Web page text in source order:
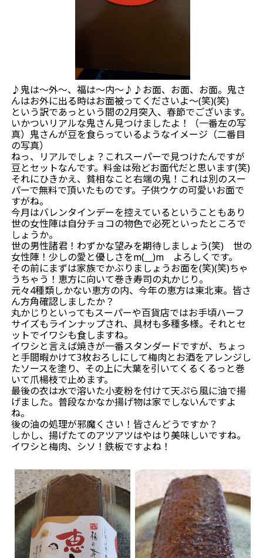
♪鬼は～外～、福は～内～♪♪お面、お面、お面。鬼さ
んはお外に出る時はお面被ってくださいよ～(笑)(笑)
という訳であっという間の2月突入、春節でございます。
いかついリアルな鬼さん見つけましたよ！（一番左の写
真）鬼さんが豆を食らっているようなイメージ（二番目
の写真）
ねっ、リアルでしょ？これスーパーで見つけたんですが
豆とセットなんです。料金は殆どお面代だと思います(笑)
それにひきかえ、貧相なこと右端の鬼！これは別のスー
パーで無料で頂いたものです。子供ウケの可愛いお面で
すがね。
今月はバレンタインデーを控えているということもあり
世の女性陣は自分チョコの物色で必死といったところで
しょうか。
世の男性諸君！わずかな望みを期待しましょう(笑) 世の
女性陣！少しの愛と優しさをm(__)m よろしくです。
その前にまずは家族でかぶりましょうお面を(笑)(笑)ちゃ
うちゃう！恵方に向いて巻き寿司の丸かじり。
元々4種類しかない恵方の内、今年の恵方は東北東。皆さ
ん方角確認しましたか？
丸かじりといってもスーパーや百貨店ではお手頃ハーフ
サイズもラインナップされ、具材も多種多様。それとセ
ットでイワシも食しますね。
イワシと言えば焼きが一番スタンダードですが、ちょっ
と手間暇かけて3枚おろしにして梅肉とお酒をアレンジし
たソースを塗り、その上に大葉を引いてくるくるっと巻
いて爪楊枝で止めます。
最後の衣は水で溶いた小麦粉を付けて天ぷら風に油で揚
げました。普段なかなか揚げ物は家でしないんですよ
ね。
後の油の処理が邪魔くさい！皆さんどうですか？
しかし、揚げたてのアツアツはやはり美味しいですね。
イワシと梅肉、シソ！鉄板ですよね！